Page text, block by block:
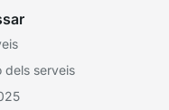
dels serveis